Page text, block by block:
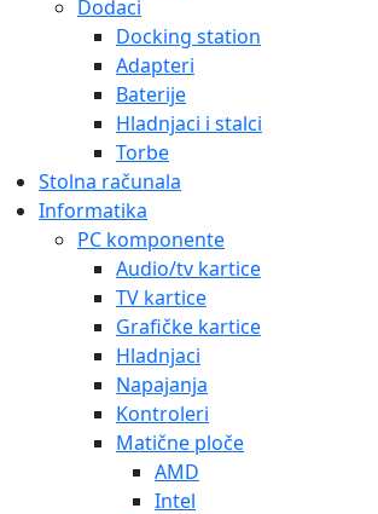
Dodaci
Docking station
Adapteri
Baterije
Hladnjaci i stalci
Torbe
Stolna računala
Informatika
PC komponente
Audio/tv kartice
TV kartice
Grafičke kartice
Hladnjaci
Napajanja
Kontroleri
Matične ploče
AMD
Intel